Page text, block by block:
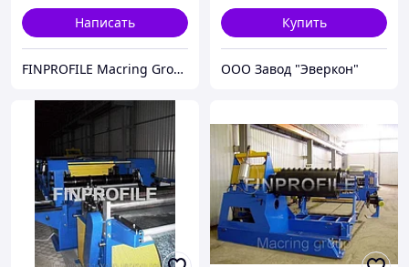
Написать
FINPROFILE Macring Group
Купить
ООО Завод "Эверкон"